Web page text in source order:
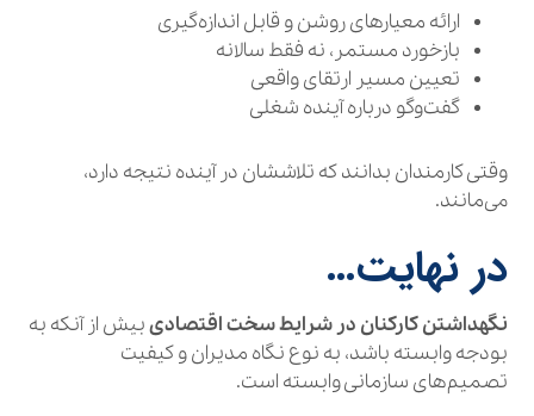
ارائه معیارهای روشن و قابل اندازه‌گیری
بازخورد مستمر، نه فقط سالانه
تعیین مسیر ارتقای واقعی
گفت‌وگو درباره آینده شغلی
وقتی کارمندان بدانند که تلاششان در آینده نتیجه دارد،
می‌مانند.
در نهایت…
نگهداشتن کارکنان در شرایط سخت اقتصادیبیش از آنکه به
بودجه وابسته باشد، به نوع نگاه مدیران و کیفیت
تصمیم‌های سازمانی وابسته است.